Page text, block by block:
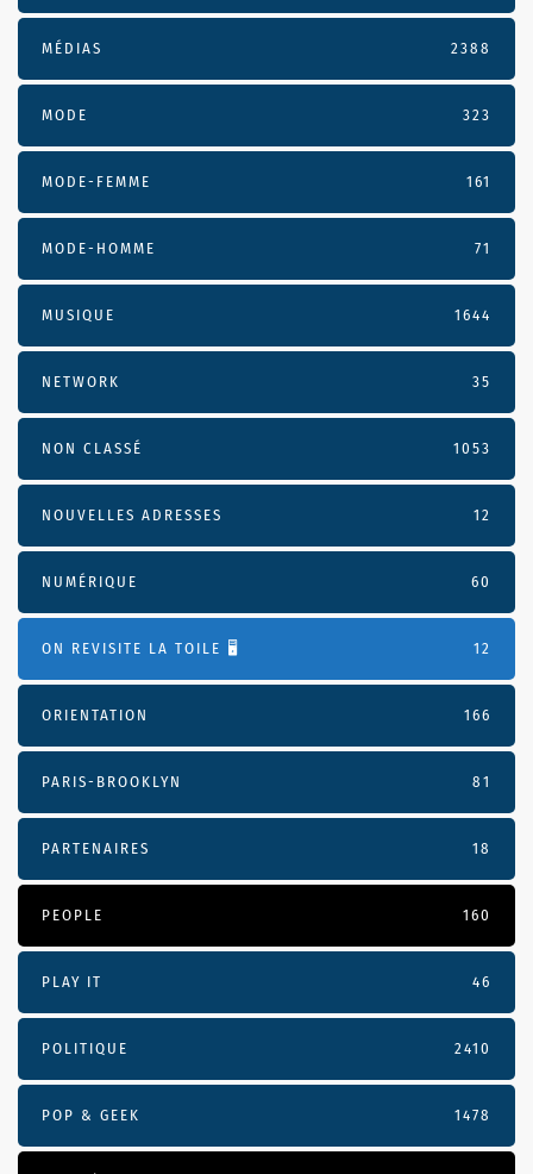
MÉDIAS 2388
MODE 323
MODE-FEMME 161
MODE-HOMME 71
MUSIQUE 1644
NETWORK 35
NON CLASSÉ 1053
NOUVELLES ADRESSES 12
NUMÉRIQUE 60
ON REVISITE LA TOILE 🖥️ 12
ORIENTATION 166
PARIS-BROOKLYN 81
PARTENAIRES 18
PEOPLE 160
PLAY IT 46
POLITIQUE 2410
POP & GEEK 1478